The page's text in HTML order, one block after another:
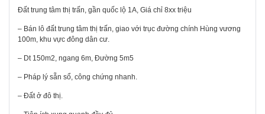
Đất trung tâm thị trấn, gần quốc lộ 1A, Giá chỉ 8xx triệu
– Bán lô đất trung tâm thị trấn, giao với trục đường chính Hùng vương
100m, khu vực đông dân cư.
– Dt 150m2, ngang 6m, Đường 5m5
– Pháp lý sẵn sổ, công chứng nhanh.
– Đất ở đô thị.